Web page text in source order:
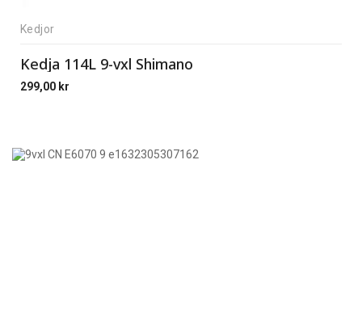
Kedjor
Kedja 114L 9-vxl Shimano
299,00 kr